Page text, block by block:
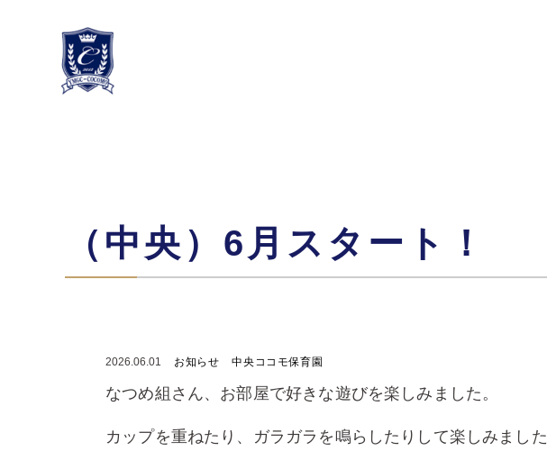
（中央）6月スタート！
2026.06.01 お知らせ 中央ココモ保育園
なつめ組さん、お部屋で好きな遊びを楽しみました。
カップを重ねたり、ガラガラを鳴らしたりして楽しみました